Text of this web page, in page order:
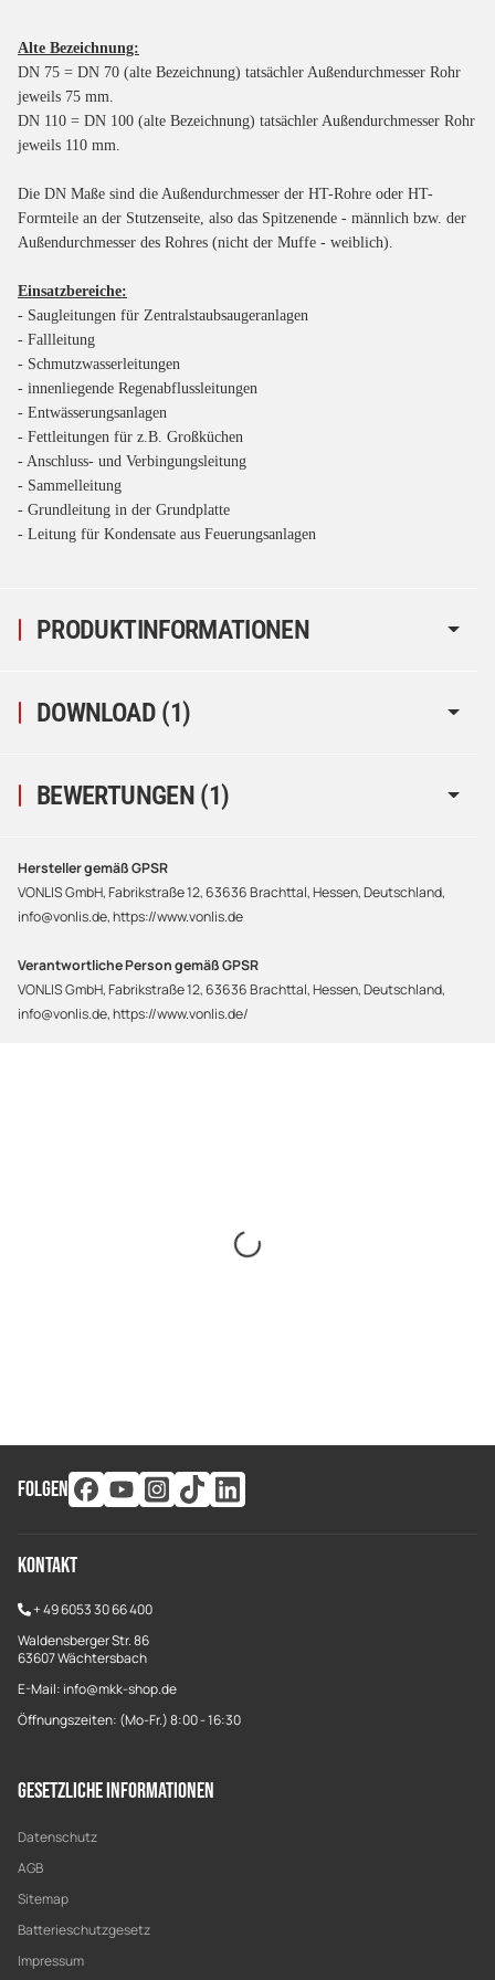
PRODUKTINFORMATIONEN
Alte Bezeichnung:
DN 75 = DN 70 (alte Bezeichnung) tatsächler Außendurchmesser Rohr
jeweils 75 mm.
DN 110 = DN 100 (alte Bezeichnung) tatsächler Außendurchmesser Rohr
jeweils 110 mm.
Die DN Maße sind die Außendurchmesser der HT-Rohre oder HT-
Formteile an der Stutzenseite, also das Spitzenende - männlich bzw. der
Außendurchmesser des Rohres (nicht der Muffe - weiblich).
Einsatzbereiche:
- Saugleitungen für Zentralstaubsaugeranlagen
- Fallleitung
- Schmutzwasserleitungen
- innenliegende Regenabflussleitungen
- Entwässerungsanlagen
- Fettleitungen für z.B. Großküchen
- Anschluss- und Verbingungsleitung
- Sammelleitung
- Grundleitung in der Grundplatte
- Leitung für Kondensate aus Feuerungsanlagen
DOWNLOAD (1)
BEWERTUNGEN (1)
Hersteller gemäß GPSR
VONLIS GmbH, Fabrikstraße 12, 63636 Brachttal, Hessen, Deutschland,
info@vonlis.de, https://www.vonlis.de
Verantwortliche Person gemäß GPSR
VONLIS GmbH, Fabrikstraße 12, 63636 Brachttal, Hessen, Deutschland,
info@vonlis.de, https://www.vonlis.de/
FOLGEN
Kontakt
+49 6053 30 66 400
Waldensberger Str. 86
63607 Wächtersbach
E-Mail: info@mkk-shop.de
Öffnungszeiten: (Mo-Fr.) 8:00 - 16:30
Gesetzliche Informationen
Datenschutz
AGB
Sitemap
Batterieschutzgesetz
Impressum